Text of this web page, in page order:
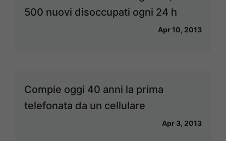
500 nuovi disoccupati ogni 24 h
Apr 10, 2013
Compie oggi 40 anni la prima
telefonata da un cellulare
Apr 3, 2013